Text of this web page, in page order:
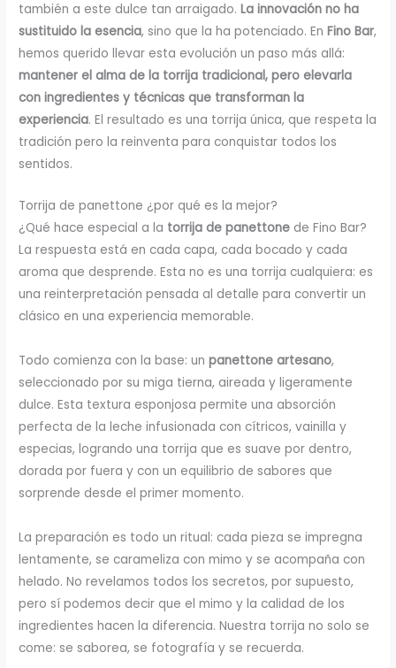
también a este dulce tan arraigado.La innovación no ha
sustituido la esencia, sino que la ha potenciado. EnFino Bar,
hemos querido llevar esta evolución un paso más allá:
mantener el alma de la torrija tradicional, pero elevarla
con ingredientes y técnicas que transforman la
experiencia. El resultado es una torrija única, que respeta la
tradición pero la reinventa para conquistar todos los
sentidos.
Torrija de panettone ¿por qué es la mejor?
¿Qué hace especial a la torrija de panettone de Fino Bar?
La respuesta está en cada capa, cada bocado y cada
aroma que desprende. Esta no es una torrija cualquiera: es
una reinterpretación pensada al detalle para convertir un
clásico en una experiencia memorable.
Todo comienza con la base: unpanettone artesano,
seleccionado por su miga tierna, aireada y ligeramente
dulce. Esta textura esponjosa permite una absorción
perfecta de la leche infusionada con cítricos, vainilla y
especias, logrando una torrija que es suave por dentro,
dorada por fuera y con un equilibrio de sabores que
sorprende desde el primer momento.
La preparación es todo un ritual: cada pieza se impregna
lentamente, se carameliza con mimo y se acompaña con
helado. No revelamos todos los secretos, por supuesto,
pero sí podemos decir que el mimo y la calidad de los
ingredientes hacen la diferencia. Nuestra torrija no solo se
come: se saborea, se fotografía y se recuerda.